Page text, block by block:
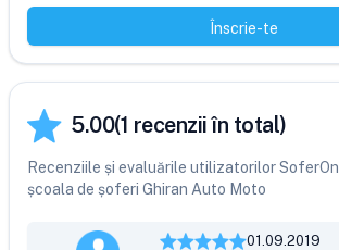
Înscrie-te
5.00(1 recenzii în total)
Recenziile și evaluările utilizatorilor
școala de șoferi Ghiran Auto Moto
01.09.2019